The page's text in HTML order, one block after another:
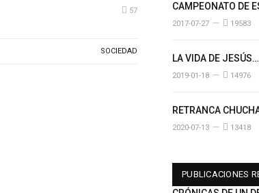
57
SOCIEDAD
CAMPEONATO DE
2017-07-27 19583
LA VIDA DE
2019-01-18 14976
RETRANCA
2020-07-13 13418
PUBLICACIONES